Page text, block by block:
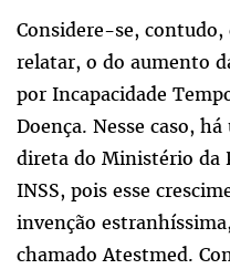
Considere-se, contudo,
relatar, o do aumento
por Incapacidade
Doença. Nesse caso,
direta do Ministério da
INSS, pois esse
invenção
chamado Atestmed.